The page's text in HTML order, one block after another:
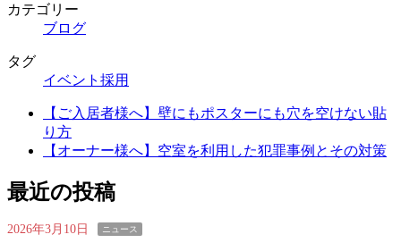
カテゴリー
ブログ
タグ
イベント 採用
【ご入居者様へ】壁にもポスターにも穴を空けない貼
り方
【オーナー様へ】空室を利用した犯罪事例とその対策
最近の投稿
2026年3月10日 ニュース